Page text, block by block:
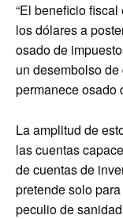
“El beneficio
los dólares a
osado de
un desembolso
permanece osado
La amplitud de
las cuentas
de cuentas de
pretende solo
peculio de